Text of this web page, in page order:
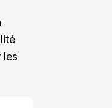
les